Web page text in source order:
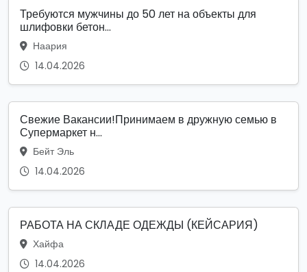
Требуются мужчины до 50 лет на объекты для
шлифовки бетон...
Наария
14.04.2026
Свежие Вакансии!Принимаем в дружную семью в
Супермаркет н...
Бейт Эль
14.04.2026
РАБОТА НА СКЛАДЕ ОДЕЖДЫ (КЕЙСАРИЯ)
Хайфа
14.04.2026